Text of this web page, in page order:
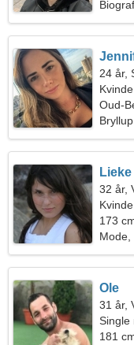
24 år,
Oud-
Bryllup
Lieke
32 år,
173
Mode,
Ole
31 år,
Single
181